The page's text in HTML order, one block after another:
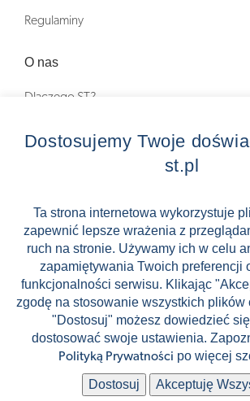
Regulaminy
O nas
Dlaczego ST?
Zniżki
FAQ
ST INCENTIVE
Stock images by Depositphotos
Dostosujemy Twoje
st.pl
Ta strona internetowa wykorzystuje
zapewnić lepsze wrażenia z
ruch na stronie. Używamy ich w celu
zapamiętywania Twoich preferencji
funkcjonalności serwisu. Klikając
zgodę na stosowanie wszystkich plików
"Dostosuj" możesz dowiedzieć
dostosować swoje ustawienia.
Polityką Prywatności po więcej
Dostosuj Akceptuję